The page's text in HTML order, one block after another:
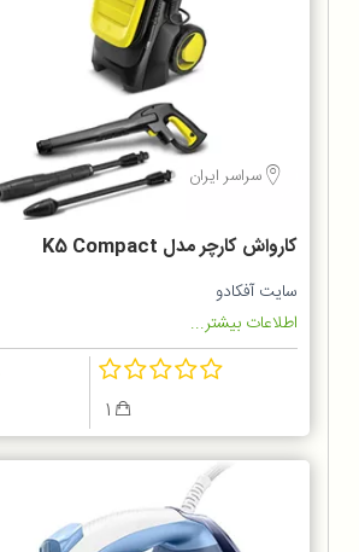
سراسر ایران
کارواش کارچر مدل K5 Compact
سایت آفکادو
اطلاعات بیشتر...